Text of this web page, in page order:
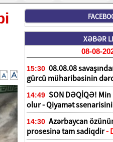
XƏBƏR
08-08-
15:30 08.08.08
gürcü müharibəsinin
14:49 SON DƏQİQƏ!
olur - Qiyamət
14:30 Azərbaycan
prosesinə tam sadiqdir-